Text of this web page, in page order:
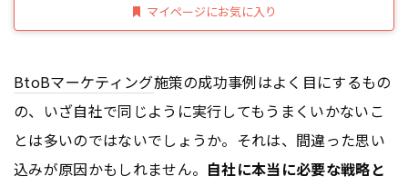
マイページにお気に入り
BtoBマーケティング施策の成功事例はよく目にするもの
の、いざ自社で同じように実行してもうまくいかないこ
とは多いのではないでしょうか。それは、間違った思い
込みが原因かもしれません。 自社に本当に必要な戦略と